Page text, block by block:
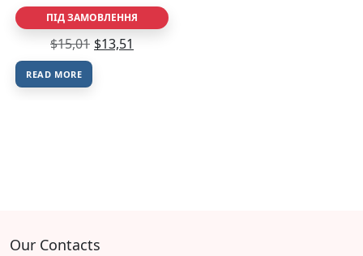
ПІД ЗАМОВЛЕННЯ
$15,01 $13,51
READ MORE
Our Contacts